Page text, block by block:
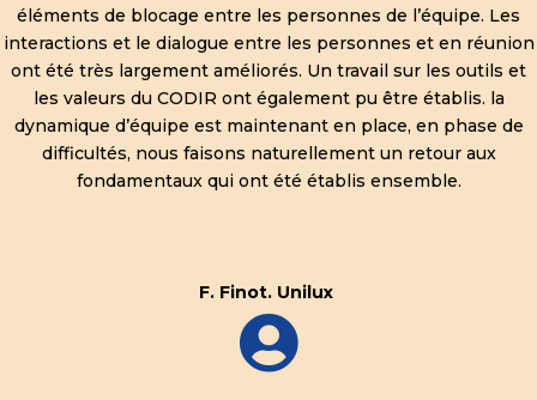
éléments de blocage entre les personnes de l’équipe. Les
interactions et le dialogue entre les personnes et en réunion
ont été très largement améliorés. Un travail sur les outils et
les valeurs du CODIR ont également pu être établis. la
dynamique d’équipe est maintenant en place, en phase de
difficultés, nous faisons naturellement un retour aux
fondamentaux qui ont été établis ensemble.
F. Finot. Unilux
